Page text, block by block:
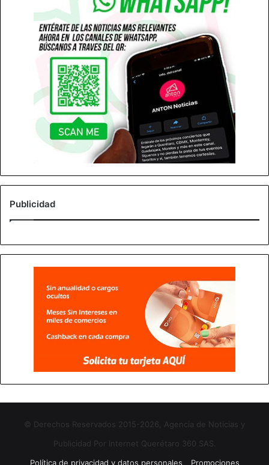
Publicidad
© Derechos Reservados 2015-2026, Agencia de Noticias y
Publicidad Por Internet Querétaro 360 SAS.
Política de privacidad y datos personales
Promociones